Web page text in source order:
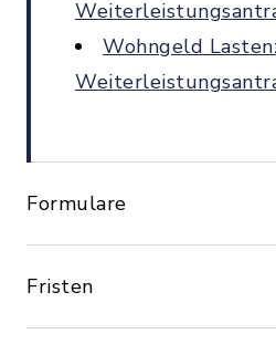
Wohngeld
Formulare
Fristen